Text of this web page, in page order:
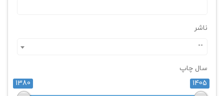
ناشر
--
سال چاپ
1380
1405